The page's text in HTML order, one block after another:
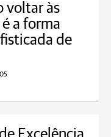
voltar às
a forma
de